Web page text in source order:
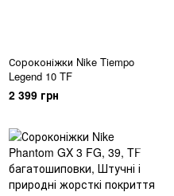
Сороконіжки Nike Tiempo
Legend 10 TF
2 399 грн